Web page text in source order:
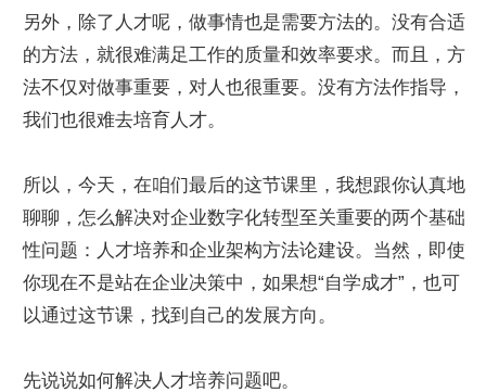
另外，除了人才呢，做事情也是需要方法的。没有合适
的方法，就很难满足工作的质量和效率要求。而且，方
法不仅对做事重要，对人也很重要。没有方法作指导，
我们也很难去培育人才。
所以，今天，在咱们最后的这节课里，我想跟你认真地
聊聊，怎么解决对企业数字化转型至关重要的两个基础
性问题：人才培养和企业架构方法论建设。当然，即使
你现在不是站在企业决策中，如果想“自学成才”，也可
以通过这节课，找到自己的发展方向。
先说说如何解决人才培养问题吧。